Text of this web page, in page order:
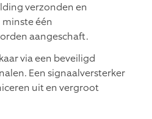
verzonden en
één
aangeschaft.
via een beveiligd
Een signaalversterker
uit en vergroot